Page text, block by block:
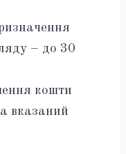
– до 30
кошти
вказаний